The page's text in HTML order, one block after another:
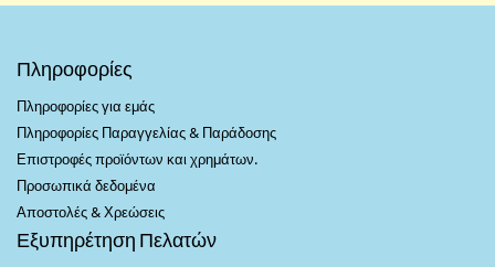
Πληροφορίες
Πληροφορίες για εμάς
Πληροφορίες Παραγγελίας & Παράδοσης
Επιστροφές προϊόντων και χρημάτων.
Προσωπικά δεδομένα
Αποστολές & Χρεώσεις
Εξυπηρέτηση Πελατών